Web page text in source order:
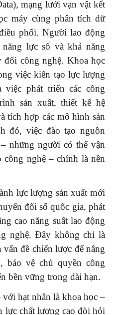
mạng lưới vạn vật kết
máy cùng phân tích dữ
phối. Người lao động
lực số và khả năng
công nghệ. Khoa học
việc kiến tạo lực lượng
phát triển các công
sản xuất, thiết kế hệ
tích hợp các mô hình sản
đó, việc đào tạo nguồn
những người có thể vận
công nghệ – chính là nền
lực lượng sản xuất mới
đổi số quốc gia, phát
cao năng suất lao động
nghệ. Đây không chỉ là
đề chiến lược để nâng
bảo vệ chủ quyền công
bền vững trong dài hạn.
hạt nhân là khoa học –
lực chất lượng cao đòi hỏi